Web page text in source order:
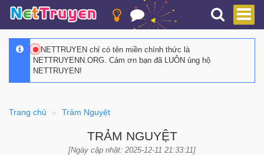
NETTRUYEN chỉ có tên miền chính thức là
NETTRUYENN.ORG. Cảm ơn bạn đã LUÔN ủng hộ
NETTRUYEN!
Trang chủ Trảm Nguyệt
TRẢM NGUYỆT
[Ngày cập nhật: 2025-12-11 21:33:11]